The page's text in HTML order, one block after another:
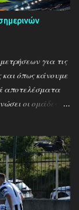
για τις
όπως κάνουμε
αποτελέσματα
οι ομάδες) ....
Αθανάσιος 5-1
2-1